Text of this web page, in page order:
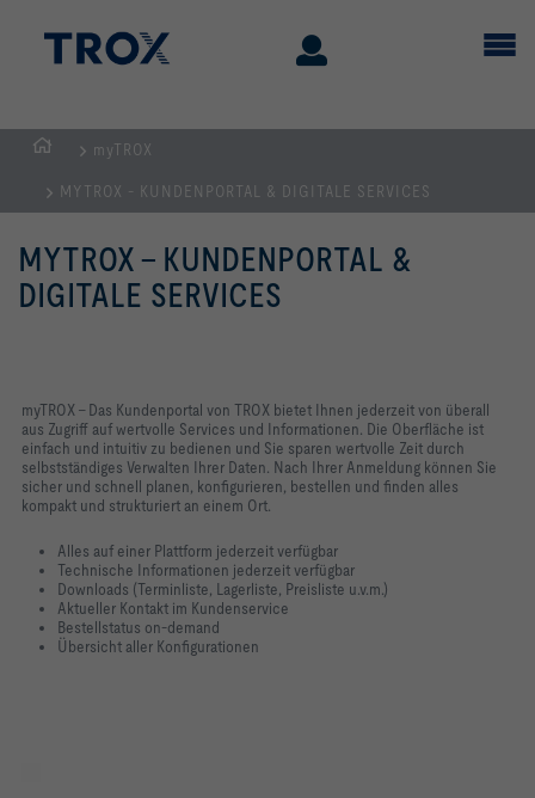
myTROX
MYTROX - KUNDENPORTAL & DIGITALE SERVICES
MYTROX - KUNDENPORTAL &
DIGITALE SERVICES
myTROX – Das Kundenportal von TROX bietet Ihnen jederzeit von überall
aus Zugriff auf wertvolle Services und Informationen. Die Oberfläche ist
einfach und intuitiv zu bedienen und Sie sparen wertvolle Zeit durch
selbstständiges Verwalten Ihrer Daten. Nach Ihrer Anmeldung können Sie
sicher und schnell planen, konfigurieren, bestellen und finden alles
kompakt und strukturiert an einem Ort.
Alles auf einer Plattform jederzeit verfügbar
Technische Informationen jederzeit verfügbar
Downloads (Terminliste, Lagerliste, Preisliste u.v.m.)
Aktueller Kontakt im Kundenservice
Bestellstatus on-demand
Übersicht aller Konfigurationen